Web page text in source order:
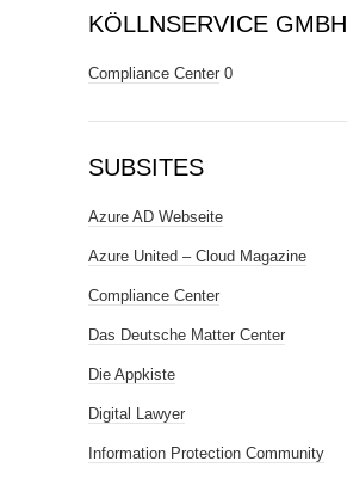
KÖLLNSERVICE GMBH
Compliance Center 0
SUBSITES
Azure AD Webseite
Azure United – Cloud Magazine
Compliance Center
Das Deutsche Matter Center
Die Appkiste
Digital Lawyer
Information Protection Community